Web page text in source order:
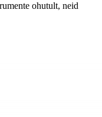
ohutult, neid